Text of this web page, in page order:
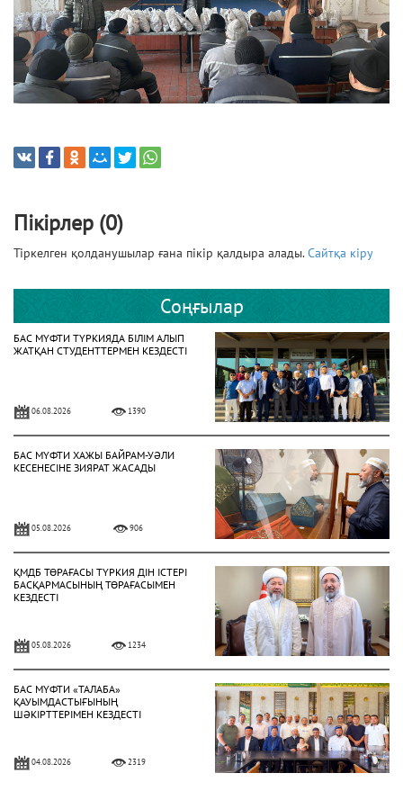
Пікірлер (0)
Тіркелген қолданушылар ғана пікір қалдыра алады.Сайтқа кіру
Соңғылар
БАС МҮФТИ ТҮРКИЯДА БІЛІМ АЛЫП
ЖАТҚАН СТУДЕНТТЕРМЕН КЕЗДЕСТІ
06.08.2026 1390
БАС МҮФТИ ХАЖЫ БАЙРАМ-УӘЛИ
КЕСЕНЕСІНЕ ЗИЯРАТ ЖАСАДЫ
05.08.2026 906
ҚМДБ ТӨРАҒАСЫ ТҮРКИЯ ДІН ІСТЕРІ
БАСҚАРМАСЫНЫҢ ТӨРАҒАСЫМЕН
КЕЗДЕСТІ
05.08.2026 1234
БАС МҮФТИ «ТАЛАБА»
ҚАУЫМДАСТЫҒЫНЫҢ
ШӘКІРТТЕРІМЕН КЕЗДЕСТІ
04.08.2026 2319